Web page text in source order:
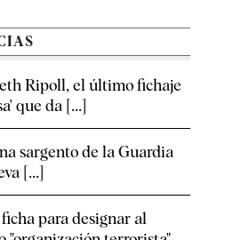
Ripoll, el último fichaje
que da [...]
sargento de la Guardia
[...]
para designar al